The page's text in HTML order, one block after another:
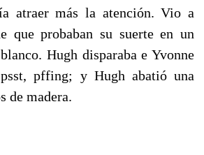
atraer más la atención. Vio a
que probaban su suerte en un
Hugh disparaba e Yvonne
pffing; y Hugh abatió una
de madera.